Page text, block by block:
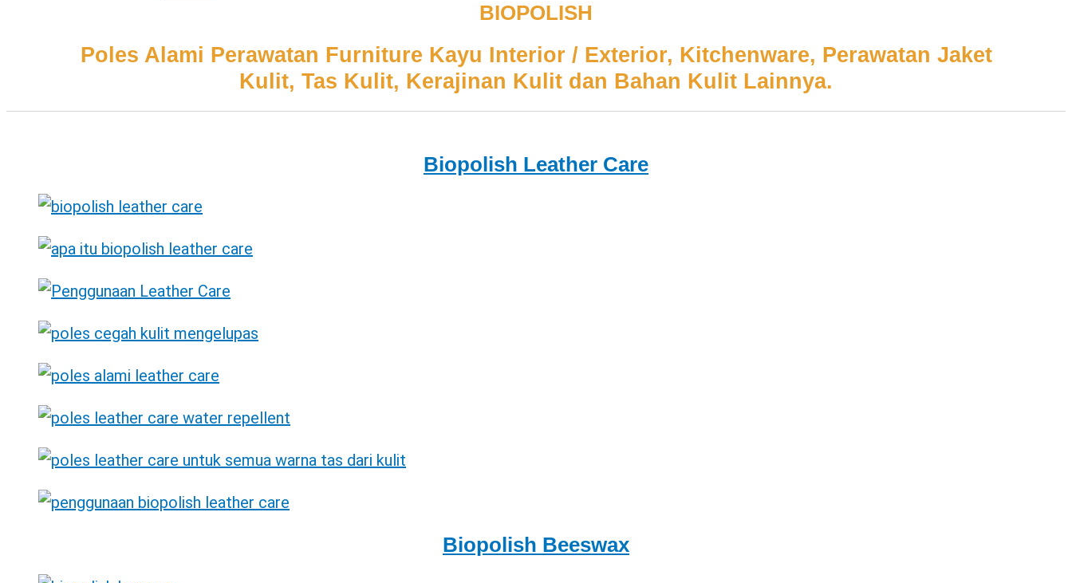
BIOPOLISH
Poles Alami Perawatan Furniture Kayu Interior / Exterior, Kitchenware, Perawatan Jaket
Kulit, Tas Kulit, Kerajinan Kulit dan Bahan Kulit Lainnya.
Biopolish Leather Care
Biopolish Beeswax